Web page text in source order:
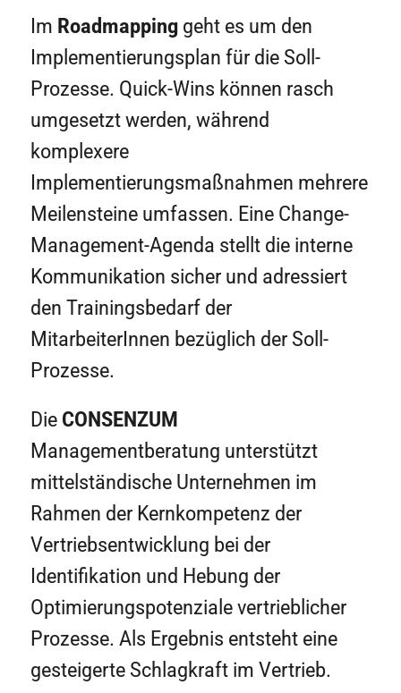
Im Roadmappinggeht es um den
Implementierungsplan für die Soll-
Prozesse. Quick-Wins können rasch
umgesetzt werden, während
komplexere
Implementierungsmaßnahmen mehrere
Meilensteine umfassen. Eine Change-
Management-Agenda stellt die interne
Kommunikation sicher und adressiert
den Trainingsbedarf der
MitarbeiterInnen bezüglich der Soll-
Prozesse.
Die CONSENZUM
Managementberatung unterstützt
mittelständische Unternehmen im
Rahmen der Kernkompetenz der
Vertriebsentwicklung bei der
Identifikation und Hebung der
Optimierungspotenziale vertrieblicher
Prozesse. Als Ergebnis entsteht eine
gesteigerte Schlagkraft im Vertrieb.